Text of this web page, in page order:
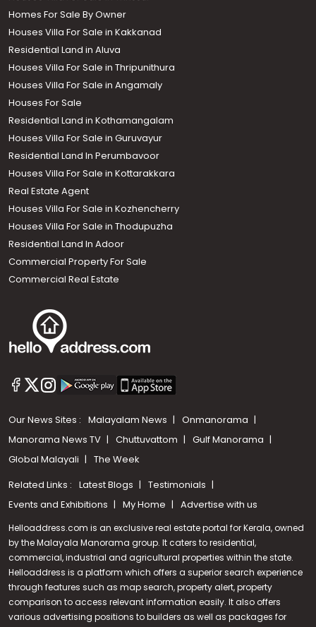
Call us
+91 9747 000 857
Homes For Sale By Owner
Houses Villa For Sale in Kakkanad
Residential Land in Aluva
Houses Villa For Sale in Thripunithura
Houses Villa For Sale in Angamaly
Houses For Sale
Residential Land in Kothamangalam
Houses Villa For Sale in Guruvayur
Residential Land In Perumbavoor
Houses Villa For Sale in Kottarakkara
Real Estate Agent
Houses Villa For Sale in Kozhencherry
Houses Villa For Sale in Thodupuzha
Residential Land In Adoor
Commercial Property For Sale
Commercial Real Estate
Our News Sites : Malayalam News
Onmanorama
Manorama News TV
Chuttuvattom
Gulf Manorama
Global Malayali
The Week
Related Links : Latest Blogs
Testimonials
Events and Exhibitions
My Home Advertise with us
Helloaddress.com is an exclusive real estate portal for Kerala, owned
by the Malayala Manorama group. It caters to residential,
commercial, industrial and agricultural properties within the state.
Helloaddress is a platform which offers a superior search experience
through features such as map search, property alert, property
comparison to access relevant information easily. It also offers
various advertising positions to builders as well as packages for